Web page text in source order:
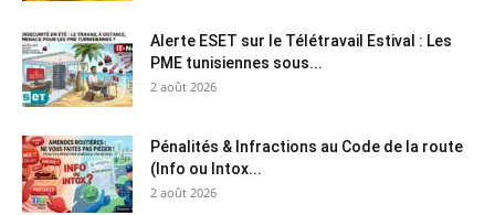
Alerte ESET sur le Télétravail Estival : Les
PME tunisiennes sous...
2 août 2026
Pénalités & Infractions au Code de la route
(Info ou Intox...
2 août 2026